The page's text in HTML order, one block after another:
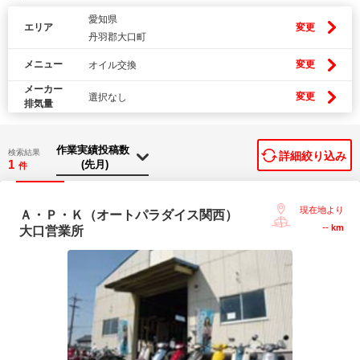
エリア
愛知県
丹羽郡大口町
変更
メニュー オイル交換 変更
メーカー
排気量
選択なし 変更
検索結果
1 件
詳細絞り込み
Ａ・Ｐ・Ｋ（オートパラダイス関西）
大口営業所
現在地より
-- km